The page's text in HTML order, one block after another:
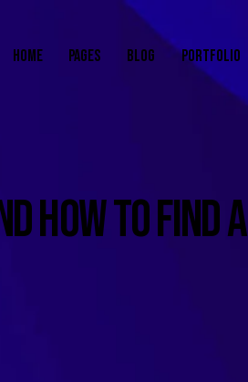
HOME PAGES BLOG PORTFOLIO
HOW TO FIND A